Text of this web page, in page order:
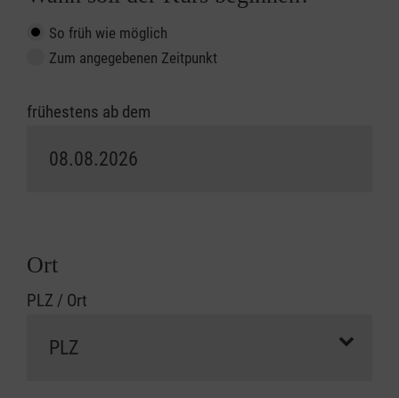
So früh wie möglich
Zum angegebenen Zeitpunkt
frühestens ab dem
Ort
PLZ / Ort